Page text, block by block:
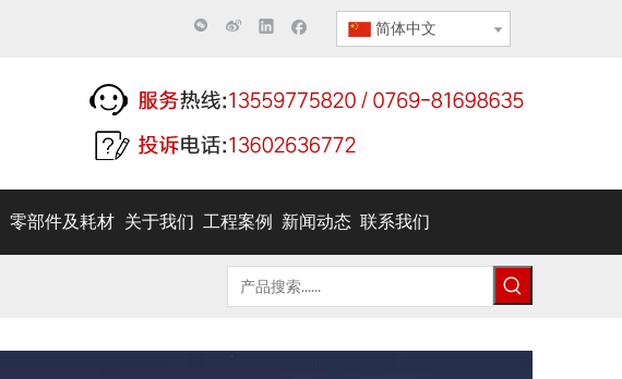
简体中文
零部件及耗材 关于我们 工程案例 新闻动态 联系我们